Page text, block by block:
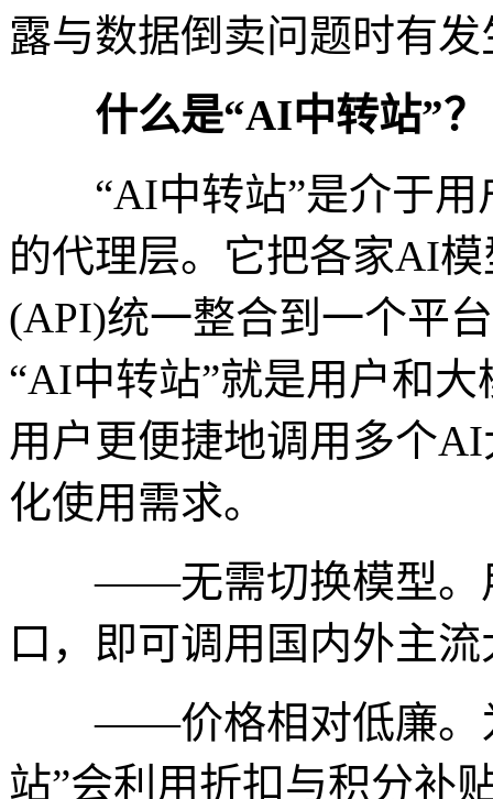
露与数据倒卖问题时有
什么是“AI中转站”？
“AI中转站”是介于用
的代理层。它把各家AI
(API)统一整合到一个平
“AI中转站”就是用户和
用户更便捷地调用多个
化使用需求。
——无需切换模型。用
口，即可调用国内外主
——价格相对低廉。为
站”会利用折扣与积分补